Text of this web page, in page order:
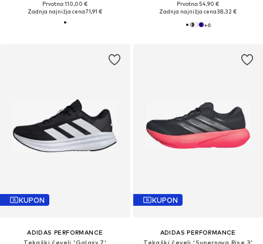
Prvotno: 110,00 €
Zadnja najnižja cena71,91 €
Prvotno: 54,90 €
Zadnja najnižja cena38,32 €
+6
KUPON
ADIDAS PERFORMANCE
Tekaški čevelj 'Galaxy 7'
KUPON
ADIDAS PERFORMANCE
Tekaški čevelj 'Supernova Rise 3'